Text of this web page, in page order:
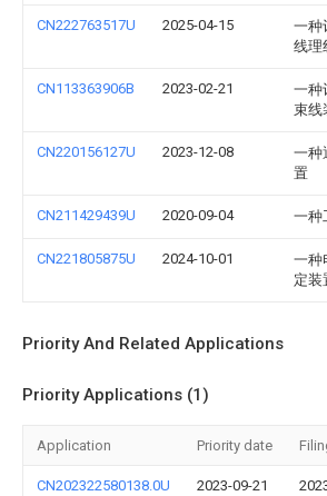
CN222763517U 2025-04-15
一种
线理
CN113363906B 2023-02-21
一种
束线
CN220156127U 2023-12-08
一种
置
CN211429439U 2020-09-04 一种
CN221805875U 2024-10-01
一种
定装
Priority And Related Applications
Priority Applications (1)
Application Priority date
CN202322580138.0U 2023-09-21